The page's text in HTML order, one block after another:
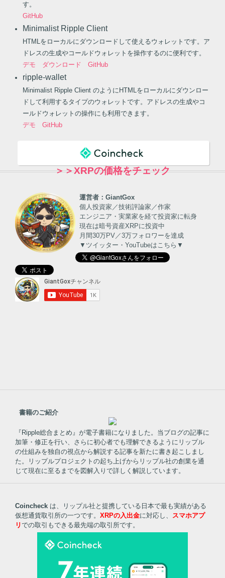
す。
GitHub
Minimalist Ripple Client
HTMLをローカルにダウンロードして使えるウォレットです。ア
ドレスの生成やコールドウォレットを操作するのに便利です。
デモ
ダウンロード GitHub
ripple-wallet
Minimalist Ripple Client のようにHTMLをローカルにダウンロー
ドして利用するタイプのウォレットです。アドレスの生成やコ
ールドウォレットの操作にも利用できます。
デモ
GitHub
＞＞XRPの価格をチェック
運営者：GiantGox
個人投資家／技術評論家／作家
エンジニア・実業家を経て投資家に転身
現在は暗号資産XRPに投資中
月間30万PV／3万フォロワーを達成
▼ツイッター・YouTubeはこちら▼
書籍のご紹介
『Ripple総合まとめ』が電子書籍になりました。当ブログの記事に
加筆・修正を行い、さらに初心者でも理解できるようにリップル
の仕組みを独自の視点から解説する記事を新たに書き起こしまし
た。リップルプロジェクトの起ち上げからリップル社の創業を通
じて現在に至るまでを図解入りで詳しく解説しています。
Coincheck は、リップル社と提携している日本で最も実績がある
仮想通貨取引所の一つです。 XRPの入出金に対応し、
スマホアプ
リでの取引もできる最先端の取引所です。